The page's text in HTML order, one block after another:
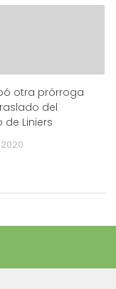
otra prórroga
del
de Liniers